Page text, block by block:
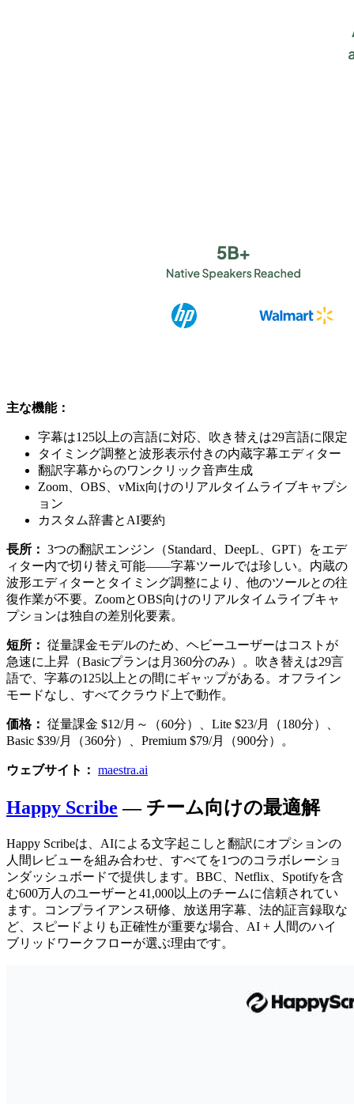
主な機能：
字幕は125以上の言語に対応、吹き替えは29言語に限定
タイミング調整と波形表示付きの内蔵字幕エディター
翻訳字幕からのワンクリック音声生成
Zoom、OBS、vMix向けのリアルタイムライブキャプシ
ョン
カスタム辞書とAI要約
長所： 3つの翻訳エンジン（Standard、DeepL、GPT）をエデ
ィター内で切り替え可能——字幕ツールでは珍しい。内蔵の
波形エディターとタイミング調整により、他のツールとの往
復作業が不要。ZoomとOBS向けのリアルタイムライブキャ
プションは独自の差別化要素。
短所： 従量課金モデルのため、ヘビーユーザーはコストが
急速に上昇（Basicプランは月360分のみ）。吹き替えは29言
語で、字幕の125以上との間にギャップがある。オフライン
モードなし、すべてクラウド上で動作。
価格： 従量課金 $12/月～（60分）、Lite $23/月（180分）、
Basic $39/月（360分）、Premium $79/月（900分）。
ウェブサイト： maestra.ai
Happy Scribe — チーム向けの最適解
Happy Scribeは、AIによる文字起こしと翻訳にオプションの
人間レビューを組み合わせ、すべてを1つのコラボレーショ
ンダッシュボードで提供します。BBC、Netflix、Spotifyを含
む600万人のユーザーと41,000以上のチームに信頼されてい
ます。コンプライアンス研修、放送用字幕、法的証言録取な
ど、スピードよりも正確性が重要な場合、AI + 人間のハイ
ブリッドワークフローが選ぶ理由です。